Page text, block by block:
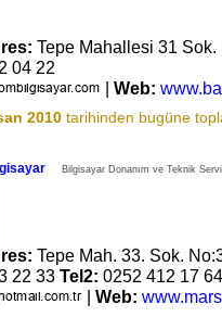
Tepe Mahallesi 31
04 22
| Web:
2010 tarihinden bugüne
Bilgisayar Donanım ve Teknik
Tepe Mah. 33. Sok.
22 33 Tel2: 0252 412 17 64
| Web: